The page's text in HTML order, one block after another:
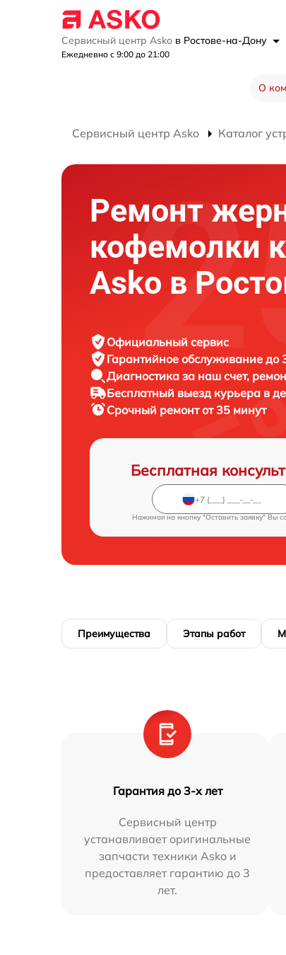
Сервисный центр Asko в Ростове-на-Дону
Ежедневно с 9:00 до 21:00
О
Сервисный центр Asko Каталог
Ремонт
кофемолки
Asko в
Официальный сервис
Гарантийное обслуживание до
Диагностика за наш счет,
Бесплатный выезд курьера в
Срочный ремонтот 35 минут
Бесплатная
Нажимая на кнопку "Оставить заявку" Вы
Преимущества Этапы работ
Гарантия до 3-х лет
Сервисный центр
устанавливает оригинальные
запчасти техники Asko и
предоставляет гарантию до 3
лет.